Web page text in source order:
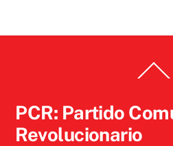
To
PCR: Partido
Revolucionario